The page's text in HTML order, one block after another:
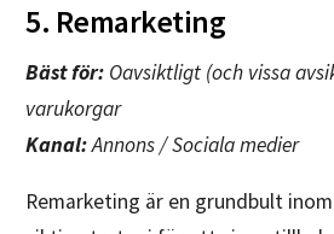
5. Remarketing
Bäst för: Oavsiktligt (och vissa
varukorgar
Kanal:Annons / Sociala medier
Remarketing är en grundbult